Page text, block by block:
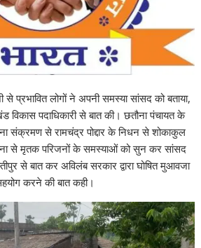
प्रभावित लोगों ने अपनी समस्या सांसद को बताया,
विकास पदाधिकारी से बात की। छतौना पंचायत के
संक्रमण से रामचंद्र पोद्दार के निधन से शोकाकुल
से मृतक परिजनों के समस्याओं को सुन कर सांसद
से बात कर अविलंब सरकार द्वारा घोषित मुआवजा
करने की बात कही।